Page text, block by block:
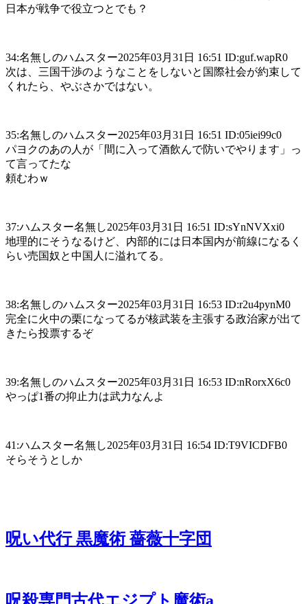
日本が戦争で役立つとでも？
34:名無しのハムスター2025年03月31日 16:51 ID:guf.wapR0
次は、三国干渉のようなことをしないと国際社会が約束して
くれたら、やぶさかではない。
35:名無しのハムスター2025年03月31日 16:51 ID:05iei99c0
パヨクのあの人が「間に入って酒飲んで防いでやります」っ
て言ってたな
頼むわｗ
37:ハムスター名無し2025年03月31日 16:51 ID:sYnNVXxi0
地理的にそうなるけど、内部的には日本国内が前線になるく
らい売国奴と中国人に溢れてる。
38:名無しのハムスター2025年03月31日 16:53 ID:r2u4pynM0
完全に火中の栗になってるが核武装を主張する政治家が出て
きたら投票するぞ
39:名無しのハムスター2025年03月31日 16:53 ID:nRorxX6c0
やっぱ1番の抑止力は武力なんよ
41:ハムスター名無し2025年03月31日 16:54 ID:T9VICDFB0
そらそうとしか
呪い代行 黒魔術 薔薇十字団
呪殺専門古代エジプト魔術a